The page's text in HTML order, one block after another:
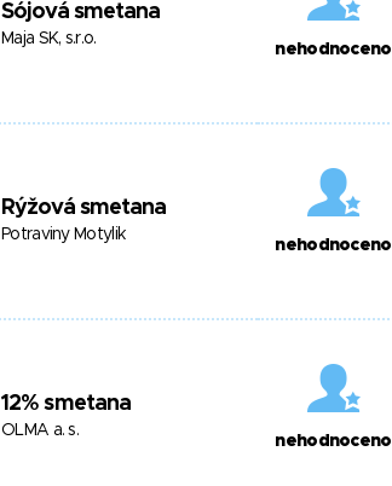
Sójová smetana
Maja SK, s.r.o.
nehodnoceno
Rýžová smetana
Potraviny Motylik
nehodnoceno
12% smetana
OLMA a. s.
nehodnoceno